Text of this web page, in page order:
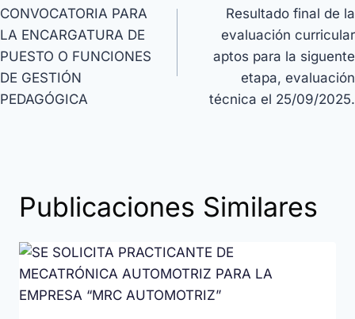
CONVOCATORIA PARA
LA ENCARGATURA DE
PUESTO O FUNCIONES
DE GESTIÓN
PEDAGÓGICA
Resultado final de la
evaluación curricular
aptos para la siguente
etapa, evaluación
técnica el 25/09/2025.
Publicaciones Similares